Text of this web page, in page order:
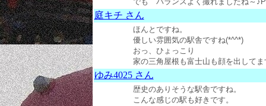
庭キチ さん
ほんとですね。
優しい雰囲気の駅舎ですね(*^^*)
おっ、ひょっこり
家の三角屋根も富士山も顔を出して
ゆみ4025 さん
歴史のありそうな駅舎ですね。
こんな感じの駅も好きです。